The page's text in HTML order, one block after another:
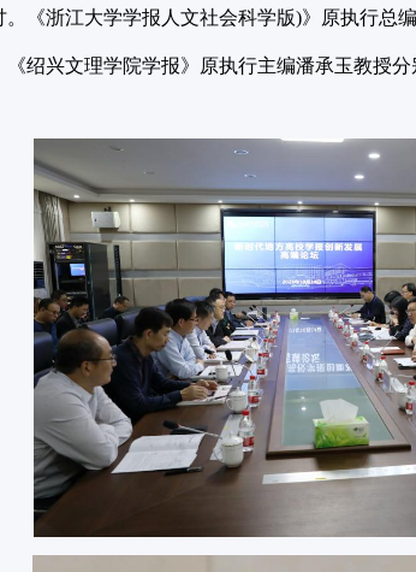
《浙江大学学报人文社会科学版)》原执行总
绍兴文理学院学报》原执行主编潘承玉教授